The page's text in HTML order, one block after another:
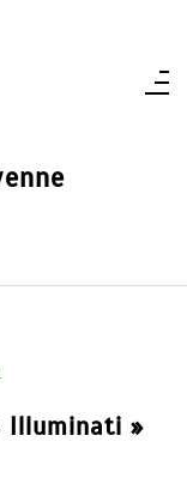
Illuminati »